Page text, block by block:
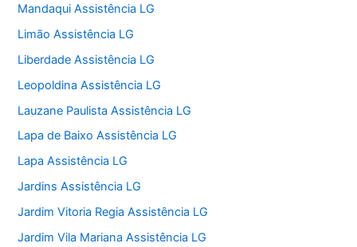
Mandaqui Assistência LG
Limão Assistência LG
Liberdade Assistência LG
Leopoldina Assistência LG
Lauzane Paulista Assistência LG
Lapa de Baixo Assistência LG
Lapa Assistência LG
Jardins Assistência LG
Jardim Vitoria Regia Assistência LG
Jardim Vila Mariana Assistência LG